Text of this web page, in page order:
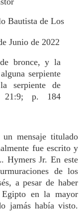
Bautista de Los
Junio de 2022
bronce, y la
serpiente
serpiente de
21:9; p. 184
mensaje titulado
fue escrito y
Hymers Jr. En este
de los
a pesar de haber
en la mayor
jamás había visto.